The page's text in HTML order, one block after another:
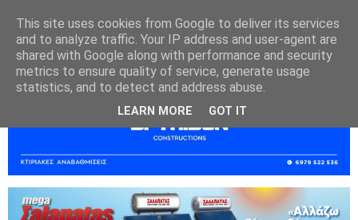
This site uses cookies from Google to deliver its services
and to analyze traffic. Your IP address and user-agent are
shared with Google along with performance and security
metrics to ensure quality of service, generate usage
statistics, and to detect and address abuse.
LEARN MORE GOT IT